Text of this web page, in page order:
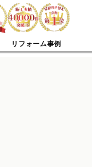
リフォーム事例